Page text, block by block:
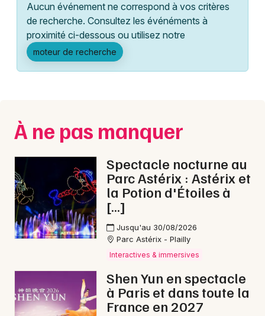
Activité & Expérience
Manifestations
Foires & salons
Concerts
Sports
Soirées
Sorties famille
Sorties & loisirs
Gastronomie dans le Maine-et-Loire
Lyon
Marseille
Mulhouse
Nice
Paris
Strasbourg
Toulouse
Toutes les villes
Aucun événement ne correspond à vos critères
de recherche. Consultez les événéments à
proximité ci-dessous ou utilisez notre
moteur de recherche
À ne pas manquer
Spectacle nocturne au
Parc Astérix : Astérix et
la Potion d'Étoiles à
[…]
Jusqu'au 30/08/2026
Parc Astérix - Plailly
Interactives & immersives
Shen Yun en spectacle
à Paris et dans toute la
France en 2027